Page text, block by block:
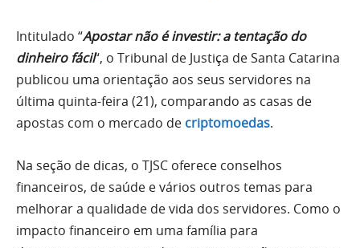
Intitulado “Apostar não é investir: a tentação do
dinheiro fácil“, o Tribunal de Justiça de Santa Catarina
publicou uma orientação aos seus servidores na
última quinta-feira (21), comparando as casas de
apostas com o mercado de criptomoedas.
Na seção de dicas, o TJSC oferece conselhos
financeiros, de saúde e vários outros temas para
melhorar a qualidade de vida dos servidores. Como o
impacto financeiro em uma família para